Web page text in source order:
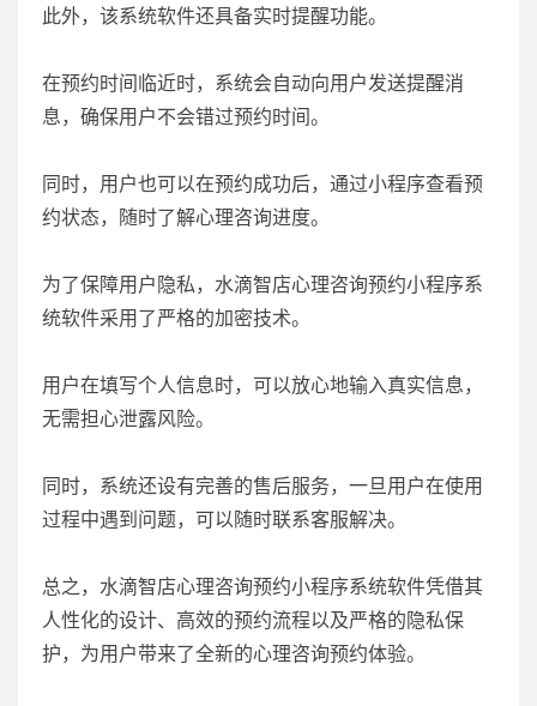
此外，该系统软件还具备实时提醒功能。
在预约时间临近时，系统会自动向用户发送提醒消
息，确保用户不会错过预约时间。
同时，用户也可以在预约成功后，通过小程序查看预
约状态，随时了解心理咨询进度。
为了保障用户隐私，水滴智店心理咨询预约小程序系
统软件采用了严格的加密技术。
用户在填写个人信息时，可以放心地输入真实信息，
无需担心泄露风险。
同时，系统还设有完善的售后服务，一旦用户在使用
过程中遇到问题，可以随时联系客服解决。
总之，水滴智店心理咨询预约小程序系统软件凭借其
人性化的设计、高效的预约流程以及严格的隐私保
护，为用户带来了全新的心理咨询预约体验。